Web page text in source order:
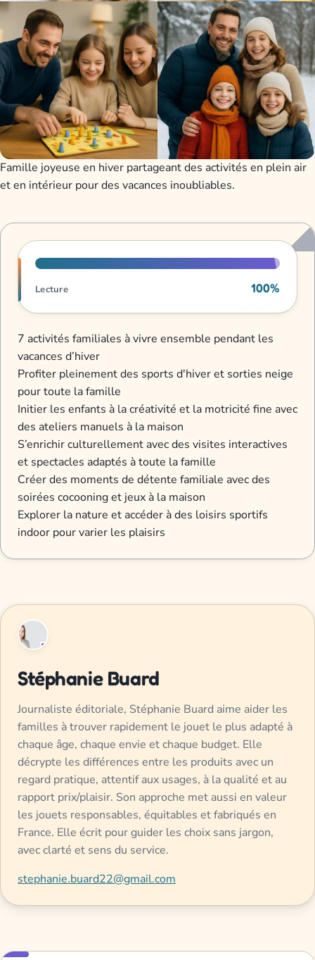
Famille joyeuse en hiver partageant des activités en plein air
et en intérieur pour des vacances inoubliables.
Progression de lecture
Lecture 100%
7 activités familiales à vivre ensemble pendant les
vacances d’hiver
Profiter pleinement des sports d'hiver et sorties neige
pour toute la famille
Initier les enfants à la créativité et la motricité fine avec
des ateliers manuels à la maison
S’enrichir culturellement avec des visites interactives
et spectacles adaptés à toute la famille
Créer des moments de détente familiale avec des
soirées cocooning et jeux à la maison
Explorer la nature et accéder à des loisirs sportifs
indoor pour varier les plaisirs
Stéphanie Buard
Journaliste éditoriale, Stéphanie Buard aime aider les
familles à trouver rapidement le jouet le plus adapté à
chaque âge, chaque envie et chaque budget. Elle
décrypte les différences entre les produits avec un
regard pratique, attentif aux usages, à la qualité et au
rapport prix/plaisir. Son approche met aussi en valeur
les jouets responsables, équitables et fabriqués en
France. Elle écrit pour guider les choix sans jargon,
avec clarté et sens du service.
stephanie.buard22@gmail.com